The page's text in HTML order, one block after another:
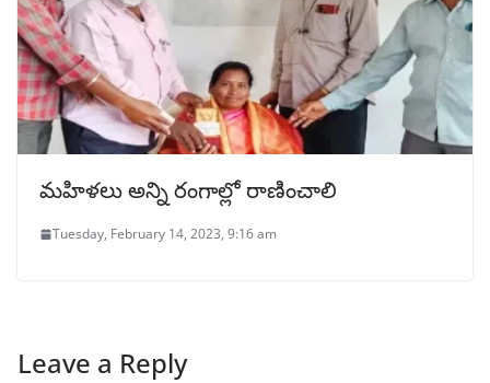
మహిళలు అన్ని రంగాల్లో రాణించాలి
Tuesday, February 14, 2023, 9:16 am
Leave a Reply